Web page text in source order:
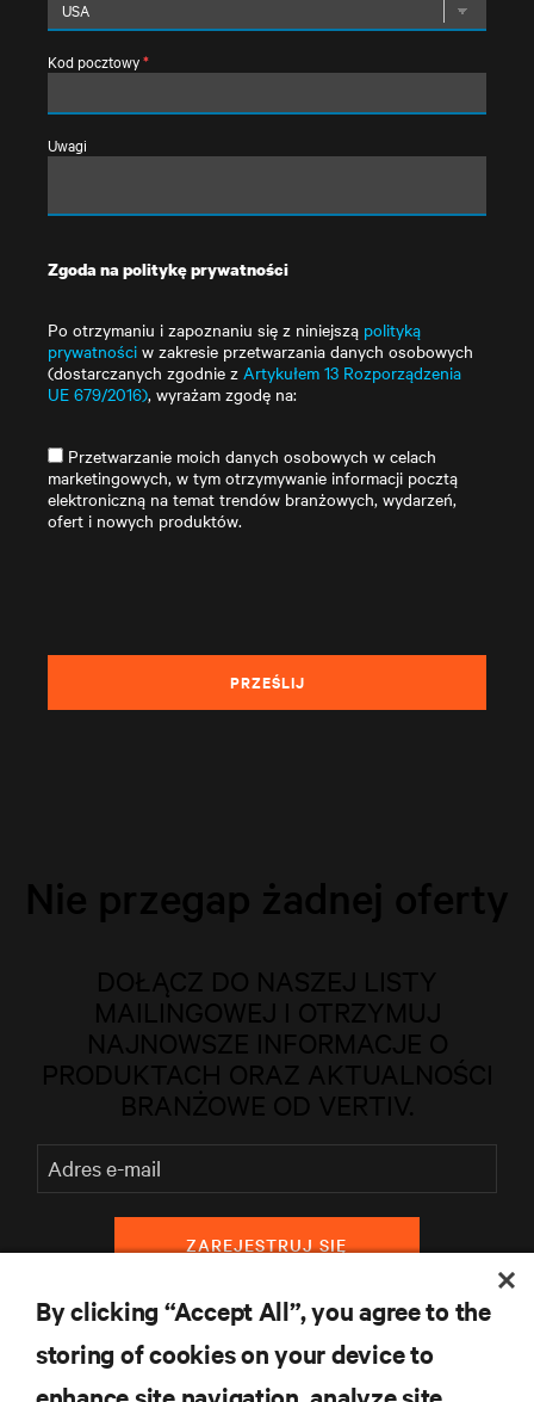
Kod pocztowy*
Uwagi
Zgoda na politykę prywatności
Po otrzymaniu i zapoznaniu się z niniejszą polityką
prywatności w zakresie przetwarzania danych osobowych
(dostarczanych zgodnie z Artykułem 13 Rozporządzenia
UE 679/2016), wyrażam zgodę na:
Przetwarzanie moich danych osobowych w celach
marketingowych, w tym otrzymywanie informacji pocztą
elektroniczną na temat trendów branżowych, wydarzeń,
ofert i nowych produktów.
PRZEŚLIJ
Nie przegap żadnej oferty
DOŁĄCZ DO NASZEJ LISTY
MAILINGOWEJ I OTRZYMUJ
NAJNOWSZE INFORMACJE O
PRODUKTACH ORAZ AKTUALNOŚCI
BRANŻOWE OD VERTIV.
ZAREJESTRUJ SIĘ
By clicking “Accept All”, you agree to the
storing of cookies on your device to